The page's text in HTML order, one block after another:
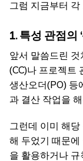
그럼 지금부터
1. 특성 관점의 ‘
앞서 말씀드린
(CC)나 프로젝트
생산오더(PO) 등
과 결산 작업을
그런데 이미 해
해 두었기 때문에
을 활용하거나